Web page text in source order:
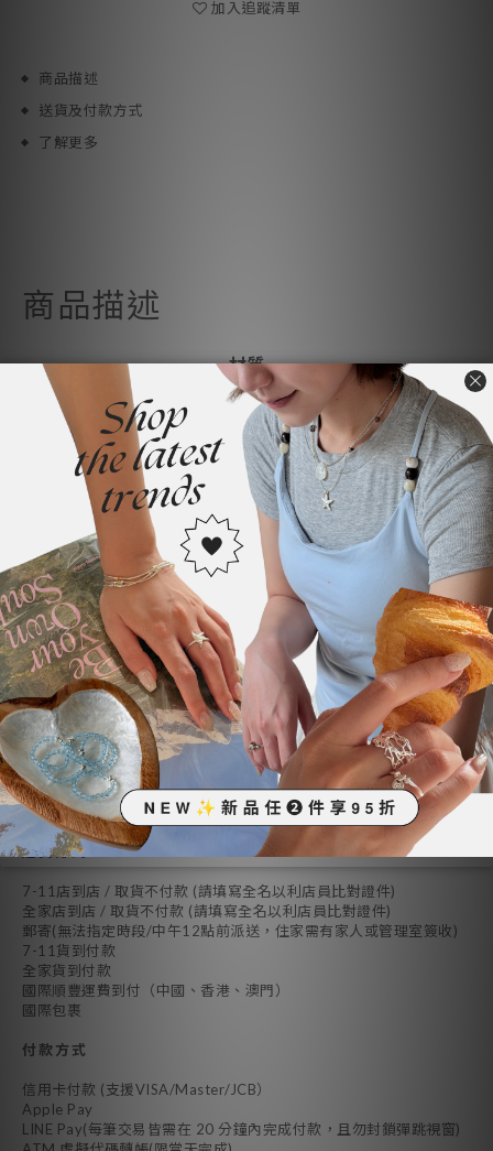
加入追蹤清單
商品描述
送貨及付款方式
了解更多
商品描述
材質
S925純銀
尺寸
全長57cm
(手工測量可能存在細微誤差)
4:44：「今年很火的大吊墜項鍊♥採用整條都是純銀的讚材質～流行
的路上質感也不能馬虎♥」
✨請對照過個人脖圍再進行下單✨
👉🏻顯示「現貨」之商品即3-5日內發貨
👉🏻顯示「預購」，即需等待3-7個工作天（不含假日）
送貨及付款方式
送貨方式
7-11店到店 / 取貨不付款 (請填寫全名以利店員比對證件)
全家店到店 / 取貨不付款 (請填寫全名以利店員比對證件)
郵寄(無法指定時段/中午12點前派送，住家需有家人或管理室簽收)
7-11貨到付款
全家貨到付款
國際順豐運費到付（中國、香港、澳門）
國際包裹
付款方式
信用卡付款 (支援VISA/Master/JCB）
Apple Pay
LINE Pay(每筆交易皆需在 20 分鐘內完成付款，且勿封鎖彈跳視窗)